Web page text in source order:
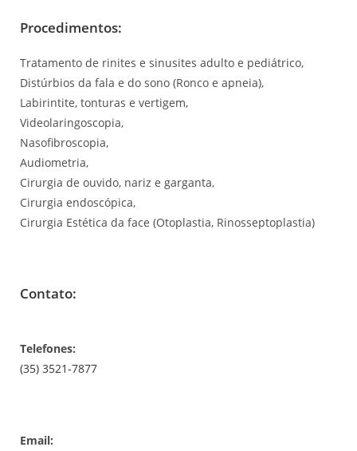
Procedimentos:
Tratamento de rinites e sinusites adulto e pediátrico,
Distúrbios da fala e do sono (Ronco e apneia),
Labirintite, tonturas e vertigem,
Videolaringoscopia,
Nasofibroscopia,
Audiometria,
Cirurgia de ouvido, nariz e garganta,
Cirurgia endoscópica,
Cirurgia Estética da face (Otoplastia, Rinosseptoplastia)
Contato:
Telefones:
(35) 3521-7877
Email: